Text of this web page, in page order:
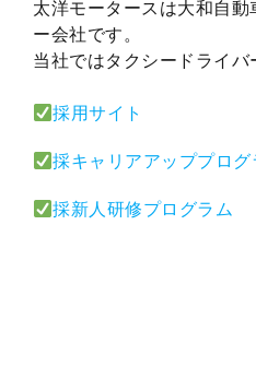
太洋モータースは大和自
ー会社です。
当社ではタクシードライバ
採用サイト
採キャリアアッププログ
採新人研修プログラム